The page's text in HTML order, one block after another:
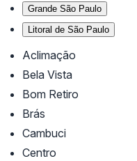
Grande São Paulo
Litoral de São Paulo
Aclimação
Bela Vista
Bom Retiro
Brás
Cambuci
Centro